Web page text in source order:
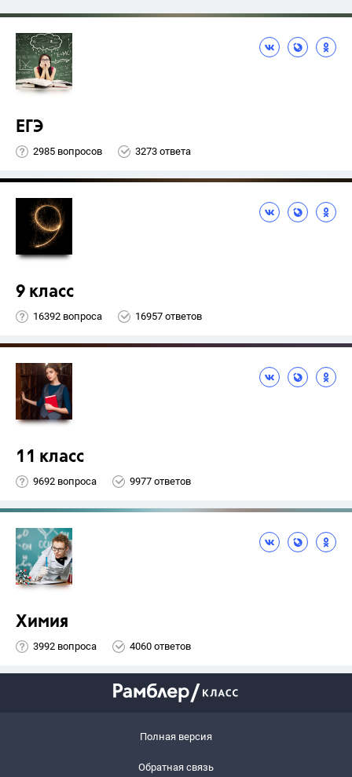
ЕГЭ
2985 вопросов 3273 ответа
9 класс
16392 вопроса 16957 ответов
11 класс
9692 вопроса 9977 ответов
Химия
3992 вопроса 4060 ответов
Полная версия
Обратная связь